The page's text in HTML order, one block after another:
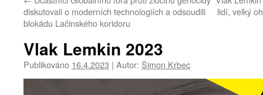
diskutovali o moderních technologiích a odsoudili
blokádu Lačinského koridoru
lidí, velký
Vlak Lemkin 2023
Publikováno 16.4.2023 | Autor: Šimon Krbec